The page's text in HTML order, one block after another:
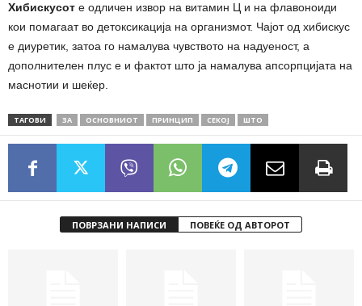
Хибискусoт е одличен извор на витамин Ц и на флавоноиди
кои помагаат во детоксикација на организмот. Чајот од хибискус
е диуретик, затоа го намалува чувството на надуеност, а
дополнителен плус е и фактот што ја намалува апсорпцијата на
маснотии и шеќер.
ТАГОВИ ЗА ОСНОВНИОТ ПРИНЦИП СEКОЈ ШТО
ПОВРЗАНИ НАПИСИ ПОВЕЌЕ ОД АВТОРОТ